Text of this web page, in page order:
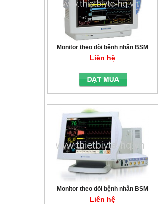
Monitor theo dõi bênh nhân BSM
6301K
Liên hệ
Monitor theo dõi bệnh nhân BSM
9100
Liên hệ